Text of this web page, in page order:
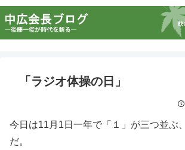
「ラジオ体操の日」
今日は11月1日一年で「１」が三つ並ぶ
だ。